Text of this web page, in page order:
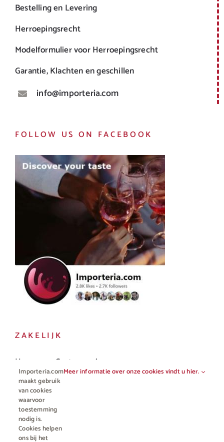
Bestelling en Levering
Herroepingsrecht
Modelformulier voor Herroepingsrecht
Garantie, Klachten en geschillen
info@importeria.com
FOLLOW US ON FACEBOOK
ZAKELIJK
Horeca en Gastronomie
Vakhandel
Importeria.com
maakt gebruik
van cookies
waarvoor
toestemming
nodig is.
Cookies helpen
ons bij het
Meer informatie over onze cookies vindt u hier.